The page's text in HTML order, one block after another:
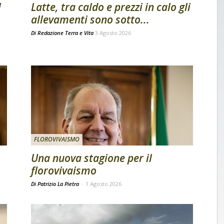
Latte, tra caldo e prezzi in calo gli
allevamenti sono sotto...
Di Redazione Terra e Vita 3 Agosto 2026
FLOROVIVAISMO
Una nuova stagione per il
florovivaismo
Di Patrizio La Pietra - 1 Agosto 2026